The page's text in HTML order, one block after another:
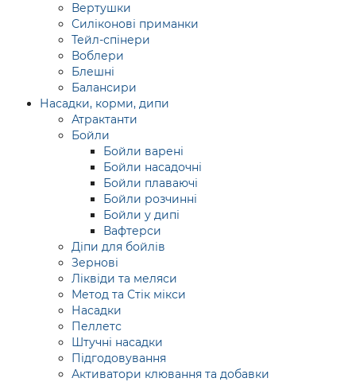
Вертушки
Силіконові приманки
Тейл-спінери
Воблери
Блешні
Балансири
Насадки, корми, дипи
Атрактанти
Бойли
Бойли варені
Бойли насадочні
Бойли плаваючі
Бойли розчинні
Бойли у дипі
Вафтерси
Діпи для бойлів
Зернові
Ліквіди та меляси
Метод та Стік мікси
Насадки
Пеллетс
Штучні насадки
Підгодовування
Активатори клювання та добавки